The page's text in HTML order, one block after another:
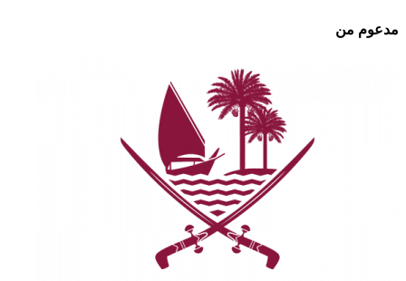
مدعوم من